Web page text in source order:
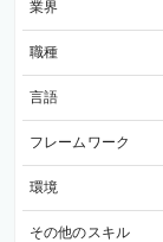
業界
職種
言語
フレームワーク
環境
その他のスキル